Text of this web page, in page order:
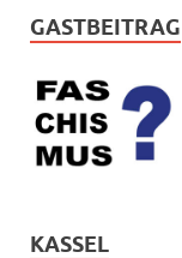
GASTBEITRAG
KASSEL